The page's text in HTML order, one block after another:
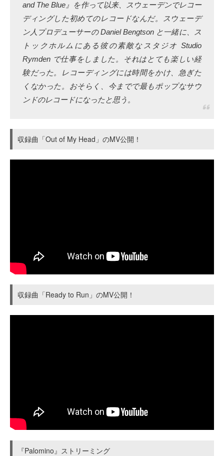
and The Blue』を作って以来、スウェーデンでレコー
ディングした初めてのレコードなんだ。スウェーデ
ン人プロデューサーの Daniel Bengtson と一緒に、ス
トックホルムにある彼の素敵なスタジオ Studio
Rymden で仕事をしました。それはとても楽しい経
験だった。レコーディングには時間をかけ、急ぎた
くなかった。おそらく、今までで最もポップなサウ
ンドのレコードになったと思う。
収録曲「Out of My Head」のMV公開！
収録曲「Ready to Run」のMV公開！
『Palomino』ストリーミング